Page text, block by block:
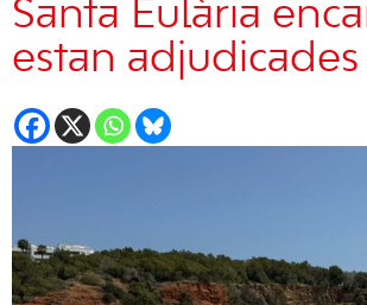
Santa Eulària
estan adjudicades